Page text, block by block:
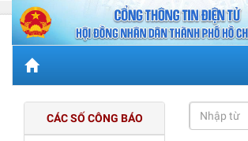
CÁC SỐ CÔNG BÁO